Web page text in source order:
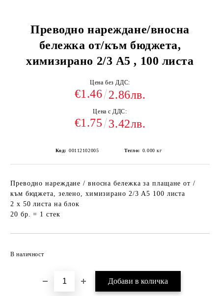
Преводно нареждане/вносна
бележка от/към бюджета,
химизирано 2/3 A5 , 100 листа
Цена без ДДС:
€1.46 2.86лв.
Цена с ДДС:
€1.75 3.42лв.
Код: 00112102005 Тегло: 0.000 кг
Преводно нареждане / вносна бележка за плащане от /
към бюджета, зелено, химизирано 2/3 А5 100 листа
2 х 50 листа на блок
20 бр. = 1 стек
В наличност